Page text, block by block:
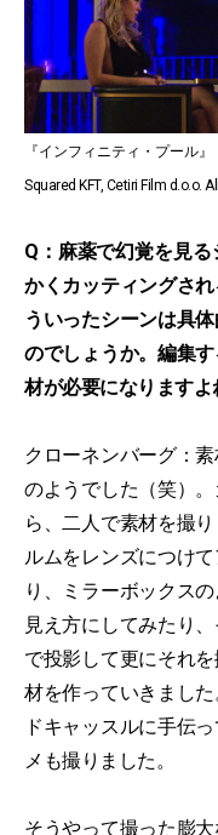
『インフィニティ・プール』
Squared KFT, Cetiri Film d.o.o.
Q：麻薬で幻覚を見
かくカッティングさ
ういったシーンは具
のでしょうか。編集
材が必要になりますよ
クローネンバーグ：
のようでした（笑）
ら、二人で素材を撮
ルムをレンズにつけ
り、ミラーボックス
見え方にしてみたり
で投影して更にそれ
材を作っていきまし
ドキャッスルに手伝
メも撮りました。
そうやって撮った膨